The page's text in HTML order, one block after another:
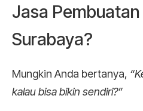
Jasa
Surabaya?
Mungkin Anda bertanya,
kalau bisa bikin sendiri?”